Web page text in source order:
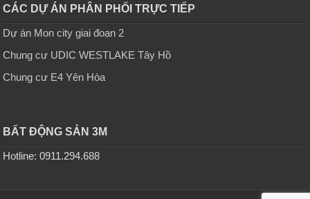
CÁC DỰ ÁN PHÂN PHỐI TRỰC TIẾP
Dự án Mon city giai đoạn 2
Chung cư UDIC WESTLAKE Tây Hồ
Chung cư E4 Yên Hòa
BẤT ĐỘNG SẢN 3M
Hotline: 0911.294.688